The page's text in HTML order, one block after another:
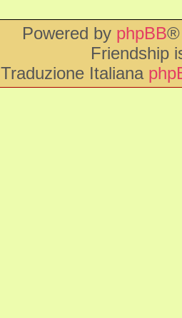
Powered by phpBB®
Friendship
Traduzione Italiana